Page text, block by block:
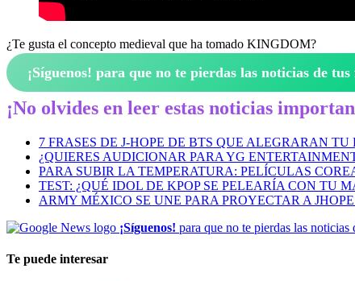
¿Te gusta el concepto medieval que ha tomado KINGDOM?
¡Síguenos! para que no te pierdas las noticias de tus
¡No olvides en leer estas noticias
7 FRASES DE J-HOPE DE BTS QUE ALEGRARAN TU
¿QUIERES AUDICIONAR PARA YG
PARA SUBIR LA TEMPERATURA: PELÍCULAS
TEST: ¿QUÉ IDOL DE KPOP SE PELEARÍA CON TU
ARMY MÉXICO SE UNE PARA PROYECTAR A
¡Síguenos! para que no te pierdas las noticias
Te puede interesar